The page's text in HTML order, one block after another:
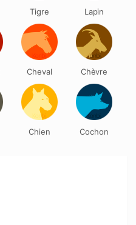
Tigre Lapin
Cheval Chèvre
Chien Cochon